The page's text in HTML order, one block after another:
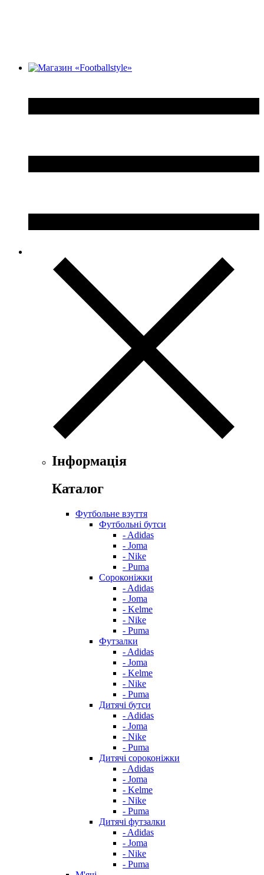
Інформація
Каталог
Футбольне взуття
Футбольні бутси
- Adidas
- Joma
- Nike
- Puma
Сороконіжки
- Adidas
- Joma
- Kelme
- Nike
- Puma
Футзалки
- Adidas
- Joma
- Kelme
- Nike
- Puma
Дитячі бутси
- Adidas
- Joma
- Nike
- Puma
Дитячі сороконіжки
- Adidas
- Joma
- Kelme
- Nike
- Puma
Дитячі футзалки
- Adidas
- Joma
- Nike
- Puma